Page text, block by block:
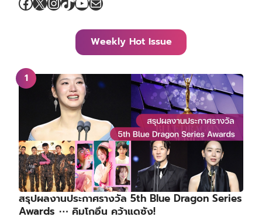
Weekly Hot Issue
สรุปผลงานประกาศรางวัล 5th Blue Dragon Series
Awards ⋯ คิมโกอึน คว้าแดซัง!